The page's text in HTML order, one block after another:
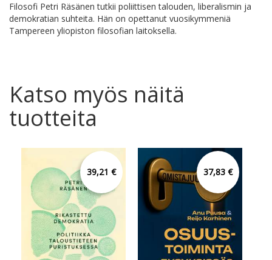
Filosofi Petri Räsänen tutkii poliittisen talouden, liberalismin ja
demokratian suhteita. Hän on opettanut vuosikymmeniä
Tampereen yliopiston filosofian laitoksella.
Katso myös näitä
tuotteita
39,21 € 37,83 €